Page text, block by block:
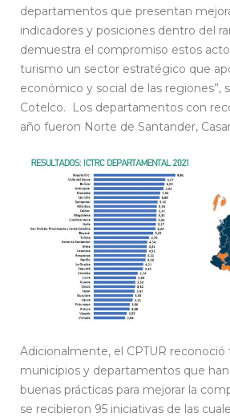
departamentos que presentan
indicadores y posiciones dentro del
demuestra el compromiso estos
turismo un sector estratégico que
económico y social de las regiones”,
Cotelco. Los departamentos con
año fueron Norte de Santander,
Adicionalmente, el CPTUR
municipios y departamentos que
buenas prácticas para mejorar la
se recibieron 95 iniciativas de las